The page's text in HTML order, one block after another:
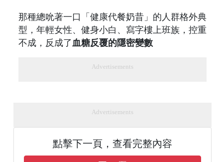
那種總吮著一口「健康代餐奶昔」的人群格外典
型，年輕女性、健身小白、寫字樓上班族，控重
不成，反成了 血糖反覆的隱密變數
Advertisements
Advertisements
點擊下一頁，查看完整內容